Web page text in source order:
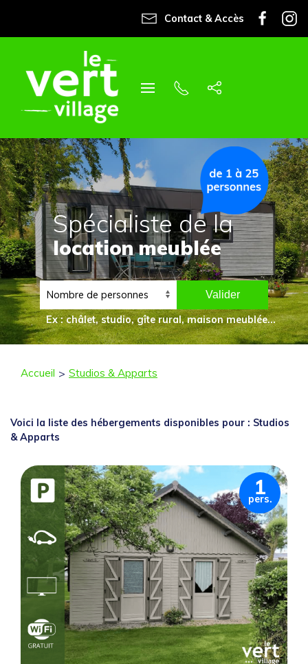
Contact & Accès
Spécialiste de la
location meublée
Valider
Ex : châlet, studio, gîte rural, maison meublée...
Accueil Studios & Apparts
Voici la liste des hébergements disponibles pour : Studios
& Apparts
1
pers.